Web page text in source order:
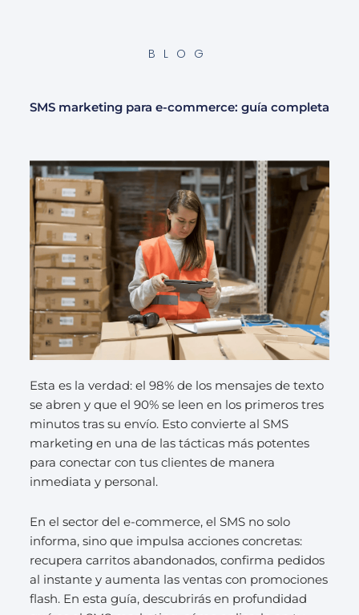
BLOG
SMS marketing para e-commerce: guía completa
Esta es la verdad: el 98% de los mensajes de texto
se abren y que el 90% se leen en los primeros tres
minutos tras su envío. Esto convierte al SMS
marketing en una de las tácticas más potentes
para conectar con tus clientes de manera
inmediata y personal.
En el sector del e-commerce, el SMS no solo
informa, sino que impulsa acciones concretas:
recupera carritos abandonados, confirma pedidos
al instante y aumenta las ventas con promociones
flash. En esta guía, descubrirás en profundidad